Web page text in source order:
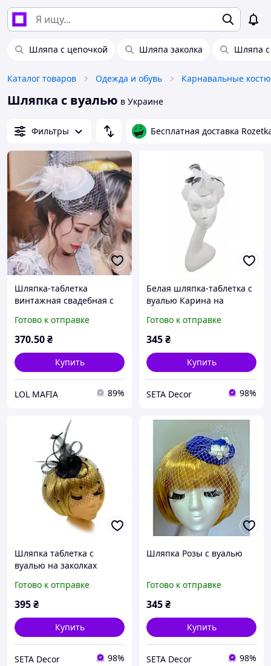
Шляпа с цепочкой Шляпа заколка Шляпа
Каталог товаров Одежда и обувь Карнавальные
Шляпка с вуалью в Украине
Фильтры Бесплатная доставка
Шляпка-таблетка
винтажная свадебная с
Готово к отправке
370.50₴
Купить
LOL MAFIA 89%
Белая шляпка-таблетка с
вуалью Карина на
Готово к отправке
345₴
Купить
SETA Decor 98%
Шляпка таблетка с
вуалью на заколках
Готово к отправке
395₴
Купить
SETA Decor 98%
Шляпка Розы с вуалью
Готово к отправке
345₴
Купить
SETA Decor 98%